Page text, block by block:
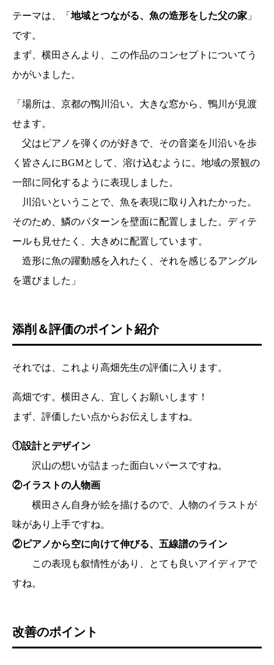
テーマは、「 地域とつながる、魚の造形をした父の家 」
です。
まず、横田さんより、この作品のコンセプトについてう
かがいました。
「場所は、京都の鴨川沿い。大きな窓から、鴨川が見渡
せます。
父はピアノを弾くのが好きで、その音楽を川沿いを歩
く皆さんにBGMとして、溶け込むように。地域の景観の
一部に同化するように表現しました。
川沿いということで、魚を表現に取り入れたかった。
そのため、鱗のパターンを壁面に配置しました。ディテ
ールも見せたく、大きめに配置しています。
造形に魚の躍動感を入れたく、それを感じるアングル
を選びました」
添削＆評価のポイント紹介
それでは、これより高畑先生の評価に入ります。
高畑です。横田さん、宜しくお願いします！
まず、評価したい点からお伝えしますね。
①設計とデザイン
沢山の想いが詰まった面白いパースですね。
②イラストの人物画
横田さん自身が絵を描けるので、人物のイラストが
味があり上手ですね。
②ピアノから空に向けて伸びる、五線譜のライン
この表現も叙情性があり、とても良いアイディアで
すね。
改善のポイント